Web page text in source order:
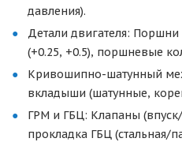
давления).
Детали двигателя:
(+0.25, +0.5), поршневые
Кривошипно-шатунный
вкладыши (шатунные,
ГРМ и ГБЦ: Клапаны
прокладка ГБЦ (стальная/